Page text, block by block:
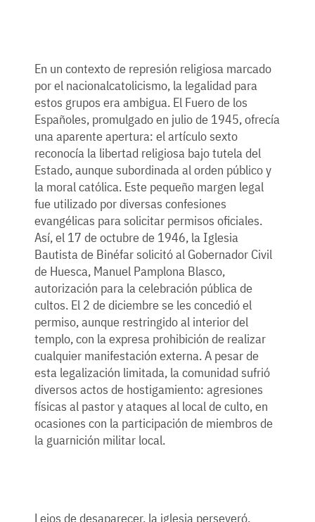
En un contexto de represión religiosa marcado
por el nacionalcatolicismo, la legalidad para
estos grupos era ambigua. El Fuero de los
Españoles, promulgado en julio de 1945, ofrecía
una aparente apertura: el artículo sexto
reconocía la libertad religiosa bajo tutela del
Estado, aunque subordinada al orden público y
la moral católica. Este pequeño margen legal
fue utilizado por diversas confesiones
evangélicas para solicitar permisos oficiales.
Así, el 17 de octubre de 1946, la Iglesia
Bautista de Binéfar solicitó al Gobernador Civil
de Huesca, Manuel Pamplona Blasco,
autorización para la celebración pública de
cultos. El 2 de diciembre se les concedió el
permiso, aunque restringido al interior del
templo, con la expresa prohibición de realizar
cualquier manifestación externa. A pesar de
esta legalización limitada, la comunidad sufrió
diversos actos de hostigamiento: agresiones
físicas al pastor y ataques al local de culto, en
ocasiones con la participación de miembros de
la guarnición militar local.
Lejos de desaparecer, la iglesia perseveró,